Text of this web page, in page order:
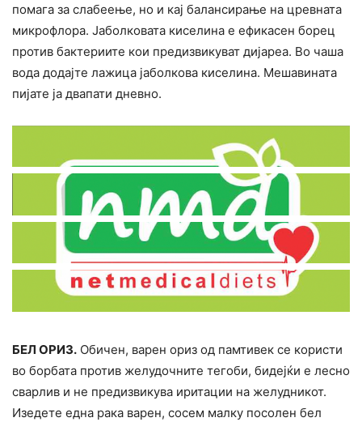
помага за слабеење, но и кај балансирање на цревната
микрофлора. Јаболковата киселина е ефикасен боpeц
против бактериите кои предизвикуват дијареа. Во чаша
вода додајте лажица јаболкова киселина. Мешавината
пијате ја двапати дневно.
БЕЛ ОРИЗ. Обичен, варен ориз од памтивек се користи
во бopбата против желудочните тегоби, бидејќи е лесно
сварлив и не предизвикува иритации на желудникот.
Изедете една рака варен, сосем малку посолен бел